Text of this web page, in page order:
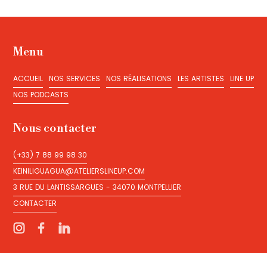
Menu
ACCUEIL
ACCUEIL
NOS SERVICES
NOS SERVICES
NOS RÉALISATIONS
LES ARTISTES
LINE UP
NOS PODCASTS
Nous contacter
(+33) 7 88 99 98 30
(+33) 7 88 99 98 30
KEINILIGUAGUA@ATELIERSLINEUP.COM
KEINILIGUAGUA@ATELIERSLINEUP.COM
3 RUE DU LANTISSARGUES - 34070 MONTPELLIER
3 RUE DU LANTISSARGUES - 34070 MONTPELLIER
CONTACTER